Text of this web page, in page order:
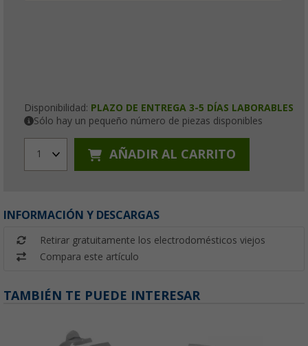
Disponibilidad: PLAZO DE ENTREGA 3-5 DÍAS LABORABLES
Sólo hay un pequeño número de piezas disponibles
1 AÑADIR AL CARRITO
INFORMACIÓN Y DESCARGAS
Retirar gratuitamente los electrodomésticos viejos
Compara este artículo
TAMBIÉN TE PUEDE INTERESAR